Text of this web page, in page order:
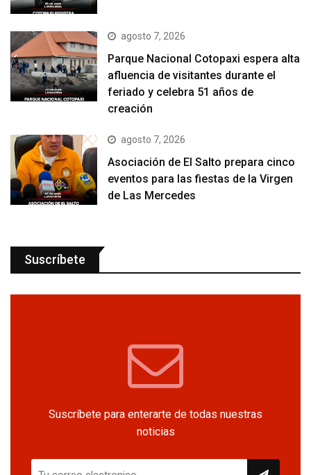
agosto 7, 2026
Parque Nacional Cotopaxi espera alta
afluencia de visitantes durante el
feriado y celebra 51 años de
creación
agosto 7, 2026
Asociación de El Salto prepara cinco
eventos para las fiestas de la Virgen
de Las Mercedes
Suscríbete
Suscríbete para enterarte de todas nuestras
noticias